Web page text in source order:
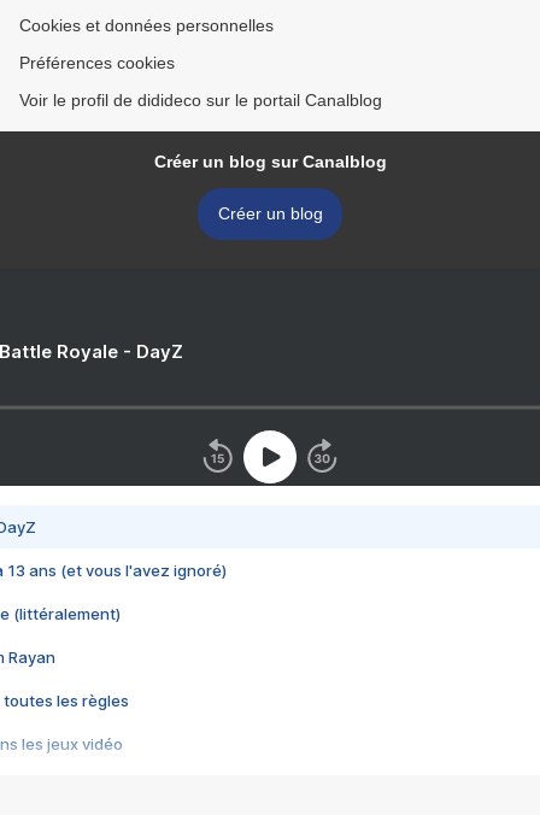
Cookies et données personnelles
Préférences cookies
Voir le profil de didideco sur le portail Canalblog
Créer un blog sur Canalblog
Créer un blog
Royale - DayZ
13 ans (et vous l'avez ignoré)
(littéralement)
Rayan
toutes les règles
les jeux vidéo